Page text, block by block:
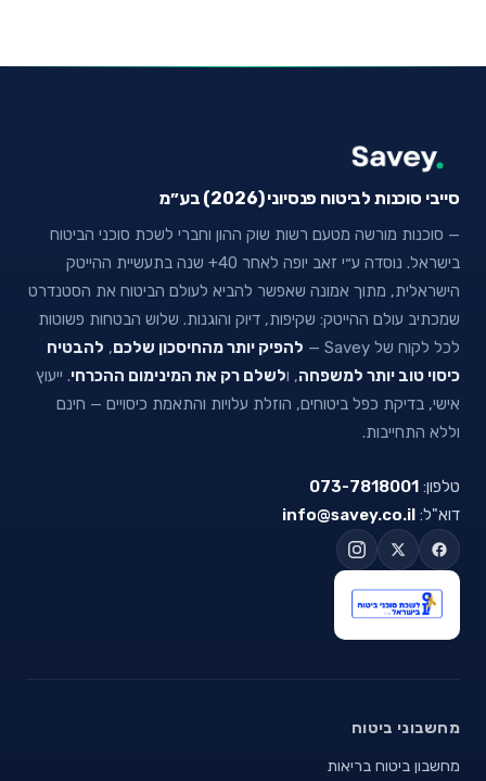
סייבי סוכנות לביטוח פנסיוני (2026) בע״מ
— סוכנות מורשה מטעם רשות שוק ההון וחברי לשכת סוכני הביטוח
בישראל. נוסדה ע״י זאב יופה לאחר 40+ שנה בתעשיית ההייטק
הישראלית, מתוך אמונה שאפשר להביא לעולם הביטוח את הסטנדרט
שמכתיב עולם ההייטק: שקיפות, דיוק והוגנות. שלוש הבטחות פשוטות
לכל לקוח של Savey —
להפיק יותר מהחיסכון שלכם, להבטיח
כיסוי טוב יותר למשפחה, ולשלם רק את המינימום ההכרחי. ייעוץ
אישי, בדיקת כפל ביטוחים, הוזלת עלויות והתאמת כיסויים — חינם
וללא התחייבות.
טלפון: 073-7818001
דוא"ל: info@savey.co.il
מחשבוני ביטוח
מחשבון ביטוח בריאות